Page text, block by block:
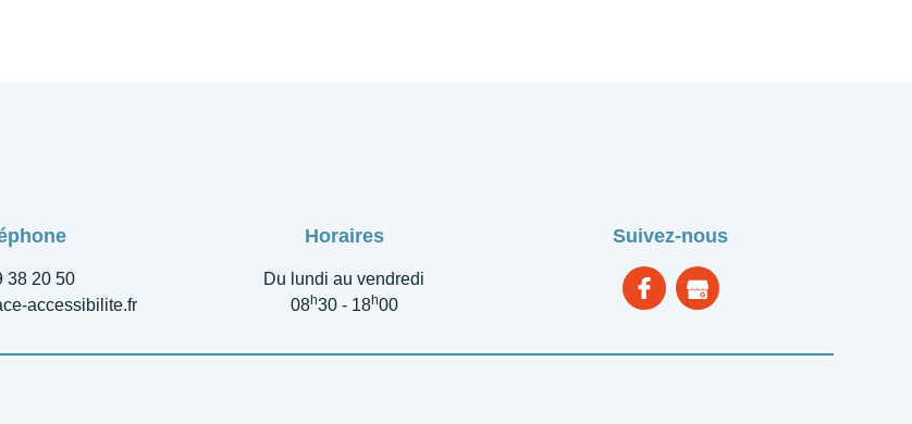
38 20 50
accessibilite.fr
Horaires
Du lundi au vendredi
08h30 - 18h00
Suivez-nous